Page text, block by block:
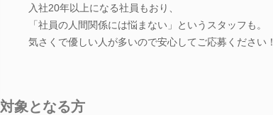
入社20年以上になる社員もおり、
「社員の人間関係には悩まない」というスタッフも。
気さくで優しい人が多いので安心してご応募ください！
対象となる方